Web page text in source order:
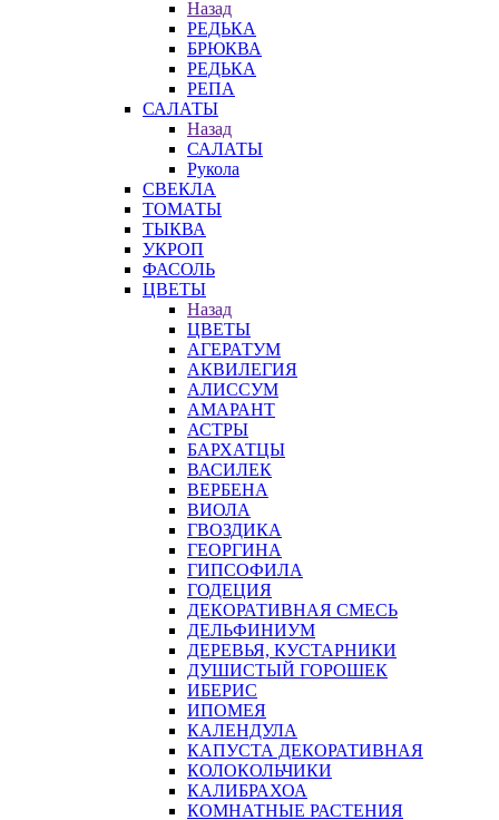
Назад
РЕДЬКА
БРЮКВА
РЕДЬКА
РЕПА
САЛАТЫ
Назад
САЛАТЫ
Рукола
СВЕКЛА
ТОМАТЫ
ТЫКВА
УКРОП
ФАСОЛЬ
ЦВЕТЫ
Назад
ЦВЕТЫ
АГЕРАТУМ
АКВИЛЕГИЯ
АЛИССУМ
АМАРАНТ
АСТРЫ
БАРХАТЦЫ
ВАСИЛЕК
ВЕРБЕНА
ВИОЛА
ГВОЗДИКА
ГЕОРГИНА
ГИПСОФИЛА
ГОДЕЦИЯ
ДЕКОРАТИВНАЯ СМЕСЬ
ДЕЛЬФИНИУМ
ДЕРЕВЬЯ, КУСТАРНИКИ
ДУШИСТЫЙ ГОРОШЕК
ИБЕРИС
ИПОМЕЯ
КАЛЕНДУЛА
КАПУСТА ДЕКОРАТИВНАЯ
КОЛОКОЛЬЧИКИ
КАЛИБРАХОА
КОМНАТНЫЕ РАСТЕНИЯ